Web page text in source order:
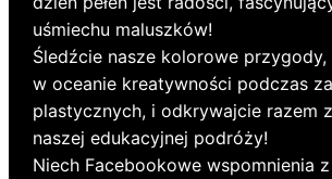
uśmiechu maluszków!
Śledźcie nasze kolorowe przygody,
w oceanie kreatywności podczas
plastycznych, i odkrywajcie razem
naszej edukacyjnej podróży!
Niech Facebookowe wspomnienia